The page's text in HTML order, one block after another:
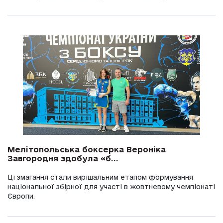
Мелітопольська боксерка Вероніка
Завгородня здобула «б...
Ці змагання стали вирішальним етапом формування
національної збірної для участі в жовтневому чемпіонаті
Європи.